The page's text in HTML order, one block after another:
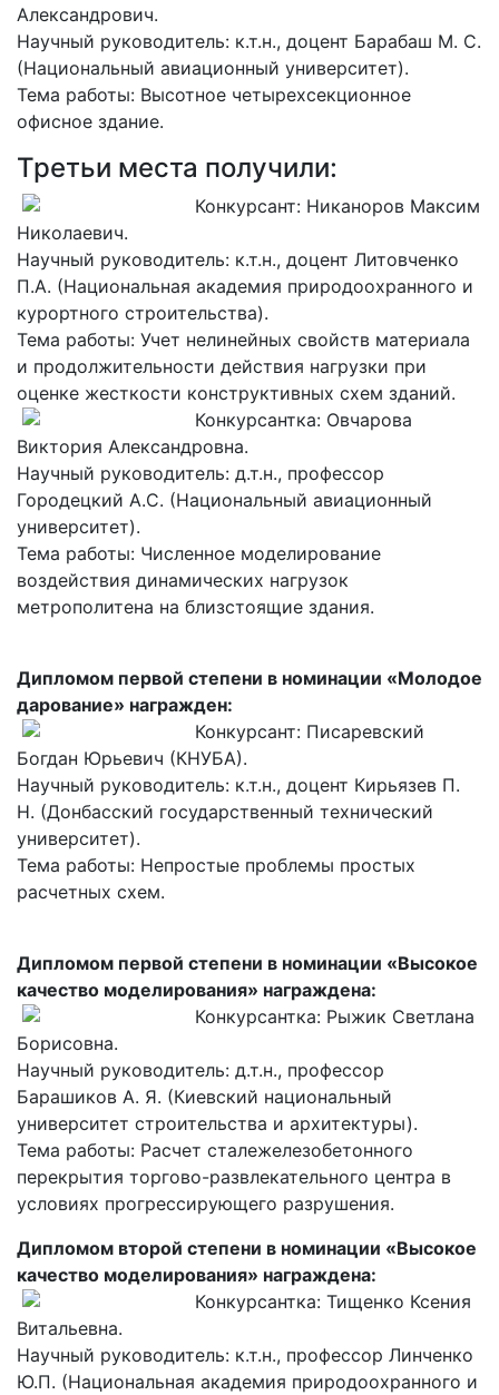
Александрович.
Научный руководитель: к.т.н., доцент Барабаш М. С.
(Национальный авиационный университет).
Тема работы: Высотное четырехсекционное
офисное здание.
Третьи места получили:
Конкурсант: Никаноров Максим
Николаевич.
Научный руководитель: к.т.н., доцент Литовченко
П.А. (Национальная академия природоохранного и
курортного строительства).
Тема работы: Учет нелинейных свойств материала
и продолжительности действия нагрузки при
оценке жесткости конструктивных схем зданий.
Конкурсантка: Овчарова
Виктория Александровна.
Научный руководитель: д.т.н., профессор
Городецкий А.С. (Национальный авиационный
университет).
Тема работы: Численное моделирование
воздействия динамических нагрузок
метрополитена на близстоящие здания.
Дипломом первой степени в номинации «Молодое
дарование» награжден:
Конкурсант: Писаревский
Богдан Юрьевич (КНУБА).
Научный руководитель: к.т.н., доцент Кирьязев П.
Н. (Донбасский государственный технический
университет).
Тема работы: Непростые проблемы простых
расчетных схем.
Дипломом первой степени в номинации «Высокое
качество моделирования» награждена:
Конкурсантка: Рыжик Светлана
Борисовна.
Научный руководитель: д.т.н., профессор
Барашиков А. Я. (Киевский национальный
университет строительства и архитектуры).
Тема работы: Расчет сталежелезобетонного
перекрытия торгово-развлекательного центра в
условиях прогрессирующего разрушения.
Дипломом второй степени в номинации «Высокое
качество моделирования» награждена:
Конкурсантка: Тищенко Ксения
Витальевна.
Научный руководитель: к.т.н., профессор Линченко
Ю.П. (Национальная академия природоохранного и